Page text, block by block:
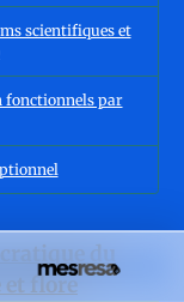
scientifiques et
fonctionnels par